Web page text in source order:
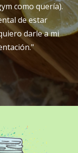
como quería).
de estar
darle a mi